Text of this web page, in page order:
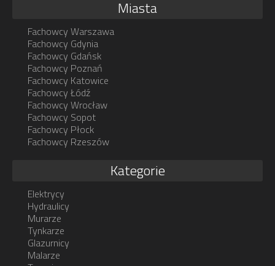
Miasta
Fachowcy Warszawa
Fachowcy Gdynia
Fachowcy Gdańsk
Fachowcy Poznań
Fachowcy Katowice
Fachowcy Łódź
Fachowcy Wrocław
Fachowcy Sopot
Fachowcy Płock
Fachowcy Rzeszów
Kategorie
Elektrycy
Hydraulicy
Murarze
Tynkarze
Glazurnicy
Malarze